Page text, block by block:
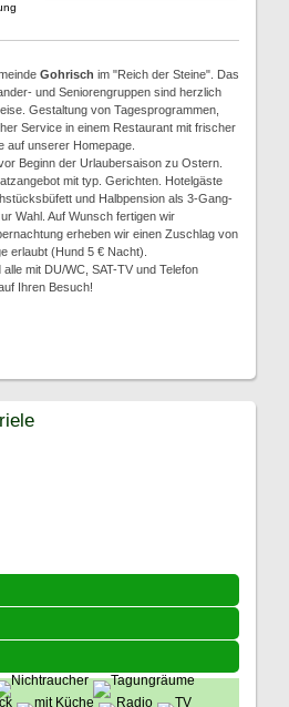
Gohrisch im "Reich der Steine". Das
und Seniorengruppen sind herzlich
Gestaltung von Tagesprogrammen,
Service in einem Restaurant mit frischer
auf unserer Homepage.
Beginn der Urlaubersaison zu Ostern.
mit typ. Gerichten. Hotelgäste
und Halbpension als 3-Gang-
Wahl. Auf Wunsch fertigen wir
erheben wir einen Zuschlag von
erlaubt (Hund 5 € Nacht).
mit DU/WC, SAT-TV und Telefon
Ihren Besuch!